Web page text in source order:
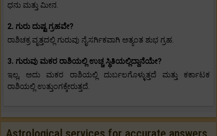
ಧನು ಮತ್ತು ಮೀನ.
2. ಗುರು ದುಷ್ಟ ಗ್ರಹವೇ?
ರಾಶಿಚಕ್ರ ವೃತ್ತದಲ್ಲಿ ಗುರುವು ನೈಸರ್ಗಿಕವಾಗಿ ಅತ್ಯಂತ ಶುಭ ಗ್ರಹ.
3. ಗುರುವು ಮಕರ ರಾಶಿಯಲ್ಲಿ ಉಚ್ಚ ಸ್ಥಿತಿಯಲ್ಲಿದ್ದಾನೆಯೇ?
ಇಲ್ಲ, ಅದು ಮಕರ ರಾಶಿಯಲ್ಲಿ ದುರ್ಬಲಗೊಳ್ಳುತ್ತದೆ ಮತ್ತು ಕರ್ಕಾಟಕ
ರಾಶಿಯಲ್ಲಿ ಉತ್ತುಂಗಕ್ಕೇರುತ್ತದೆ.